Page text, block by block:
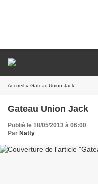
Accueil » Gateau Union Jack
Gateau Union Jack
Publié le 18/05/2013 à 06:00
Par Natty